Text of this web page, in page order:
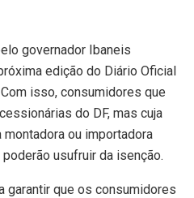
governador Ibaneis
edição do Diário Oficial
isso, consumidores que
do DF, mas cuja
ou importadora
usufruir da isenção.
garantir que os consumidores